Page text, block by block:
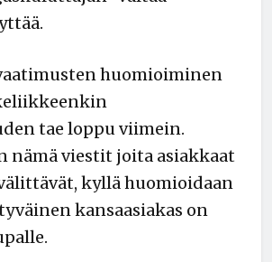
huomioiminen
tae loppu viimein.
nämä viestit joita asiakkaat
kyllä huomioidaan
kansaasiakas on